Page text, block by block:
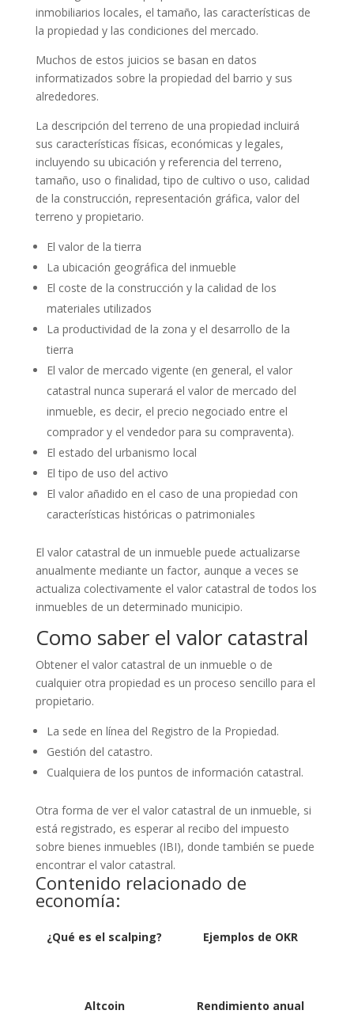
inmobiliarios locales, el tamaño, las características de
la propiedad y las condiciones del mercado.
Muchos de estos juicios se basan en datos
informatizados sobre la propiedad del barrio y sus
alrededores.
La descripción del terreno de una propiedad incluirá
sus características físicas, económicas y legales,
incluyendo su ubicación y referencia del terreno,
tamaño, uso o finalidad, tipo de cultivo o uso, calidad
de la construcción, representación gráfica, valor del
terreno y propietario.
El valor de la tierra
La ubicación geográfica del inmueble
El coste de la construcción y la calidad de los
materiales utilizados
La productividad de la zona y el desarrollo de la
tierra
El valor de mercado vigente (en general, el valor
catastral nunca superará el valor de mercado del
inmueble, es decir, el precio negociado entre el
comprador y el vendedor para su compraventa).
El estado del urbanismo local
El tipo de uso del activo
El valor añadido en el caso de una propiedad con
características históricas o patrimoniales
El valor catastral de un inmueble puede actualizarse
anualmente mediante un factor, aunque a veces se
actualiza colectivamente el valor catastral de todos los
inmuebles de un determinado municipio.
Como saber el valor catastral
Obtener el valor catastral de un inmueble o de
cualquier otra propiedad es un proceso sencillo para el
propietario.
La sede en línea del Registro de la Propiedad.
Gestión del catastro.
Cualquiera de los puntos de información catastral.
Otra forma de ver el valor catastral de un inmueble, si
está registrado, es esperar al recibo del impuesto
sobre bienes inmuebles (IBI), donde también se puede
encontrar el valor catastral.
Contenido relacionado de
economía:
¿Qué es el scalping? Ejemplos de OKR
Altcoin Rendimiento anual